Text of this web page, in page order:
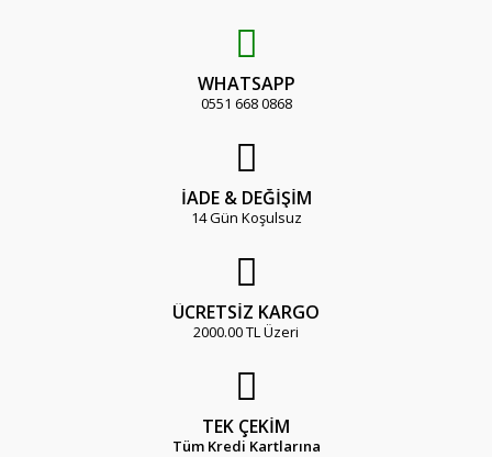
WHATSAPP
0551 668 0868
İADE & DEĞİŞİM
14 Gün Koşulsuz
ÜCRETSİZ KARGO
2000.00 TL Üzeri
TEK ÇEKİM
Tüm Kredi Kartlarına